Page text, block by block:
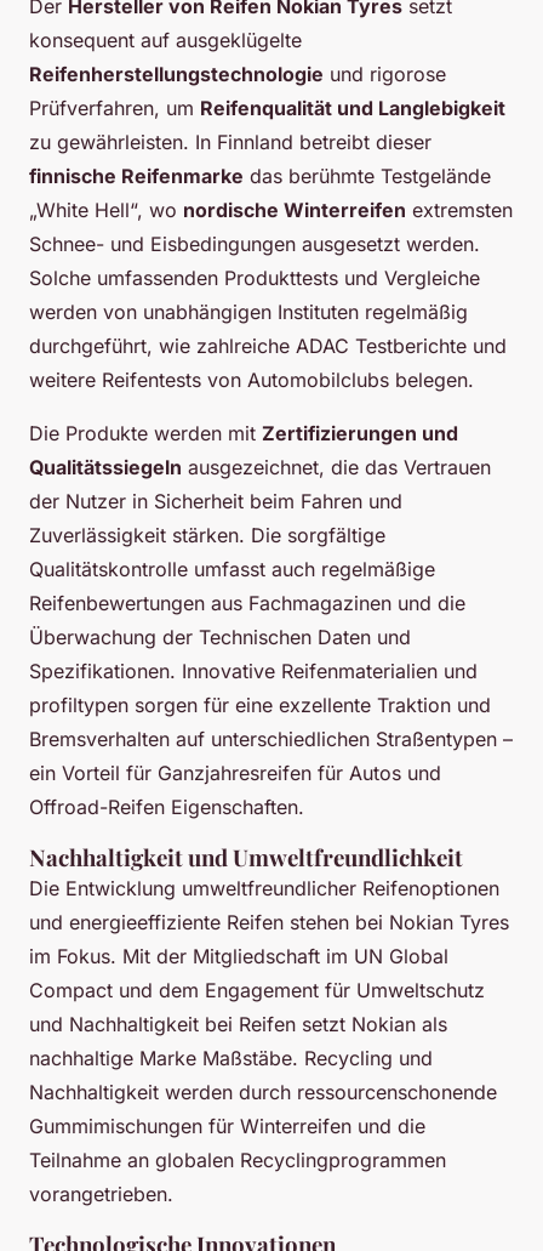
Der Hersteller von Reifen Nokian Tyres setzt
konsequent auf ausgeklügelte
Reifenherstellungstechnologie und rigorose
Prüfverfahren, um Reifenqualität und Langlebigkeit
zu gewährleisten. In Finnland betreibt dieser
finnische Reifenmarke das berühmte Testgelände
„White Hell“, wo nordische Winterreifen extremsten
Schnee- und Eisbedingungen ausgesetzt werden.
Solche umfassenden Produkttests und Vergleiche
werden von unabhängigen Instituten regelmäßig
durchgeführt, wie zahlreiche ADAC Testberichte und
weitere Reifentests von Automobilclubs belegen.
Die Produkte werden mit Zertifizierungen und
Qualitätssiegeln ausgezeichnet, die das Vertrauen
der Nutzer in Sicherheit beim Fahren und
Zuverlässigkeit stärken. Die sorgfältige
Qualitätskontrolle umfasst auch regelmäßige
Reifenbewertungen aus Fachmagazinen und die
Überwachung der Technischen Daten und
Spezifikationen. Innovative Reifenmaterialien und
profiltypen sorgen für eine exzellente Traktion und
Bremsverhalten auf unterschiedlichen Straßentypen –
ein Vorteil für Ganzjahresreifen für Autos und
Offroad-Reifen Eigenschaften.
Nachhaltigkeit und Umweltfreundlichkeit
Die Entwicklung umweltfreundlicher Reifenoptionen
und energieeffiziente Reifen stehen bei Nokian Tyres
im Fokus. Mit der Mitgliedschaft im UN Global
Compact und dem Engagement für Umweltschutz
und Nachhaltigkeit bei Reifen setzt Nokian als
nachhaltige Marke Maßstäbe. Recycling und
Nachhaltigkeit werden durch ressourcenschonende
Gummimischungen für Winterreifen und die
Teilnahme an globalen Recyclingprogrammen
vorangetrieben.
Technologische Innovationen